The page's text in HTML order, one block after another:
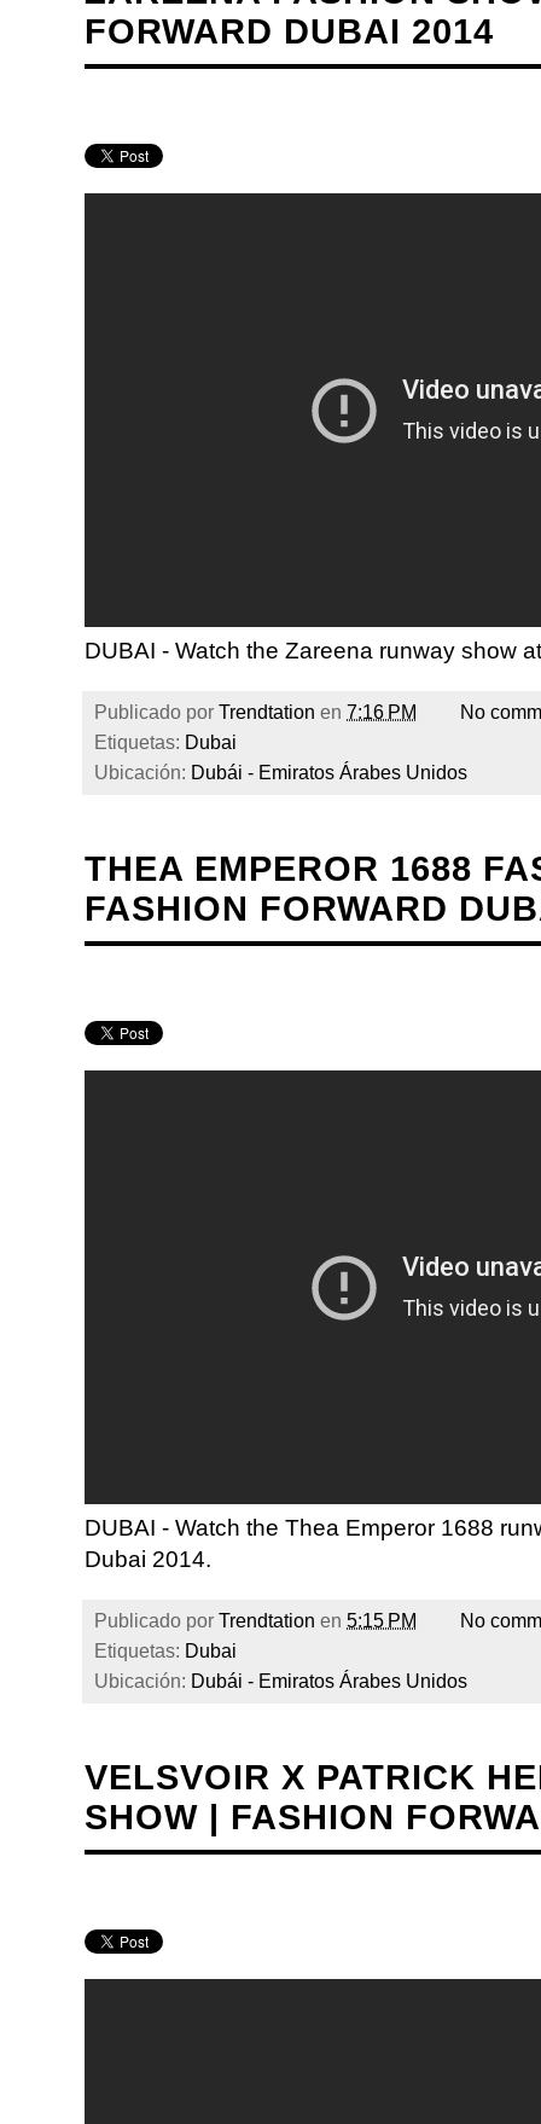
FORWARD DUBAI 2014
DUBAI - Watch the Zareena runway show
Publicado por Trendtation en 7:16 PM
No
Etiquetas: Dubai
Ubicación: Dubái - Emiratos Árabes Unidos
THEA EMPEROR 1688
FASHION FORWARD
DUBAI - Watch the Thea Emperor 1688
Dubai 2014.
Publicado por Trendtation en 5:15 PM
No
Etiquetas: Dubai
Ubicación: Dubái - Emiratos Árabes Unidos
VELSVOIR X PATRICK
SHOW | FASHION